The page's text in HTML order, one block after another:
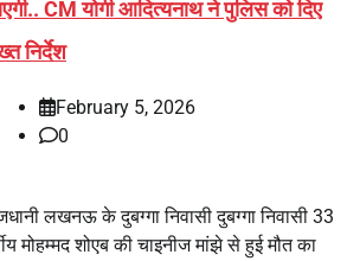
CM योगी आदित्यनाथ ने पुलिस को दिए
निर्देश
February 5, 2026
0
लखनऊ के दुबग्गा निवासी दुबग्गा निवासी 33
मोहम्मद शोएब की चाइनीज मांझे से हुई मौत का